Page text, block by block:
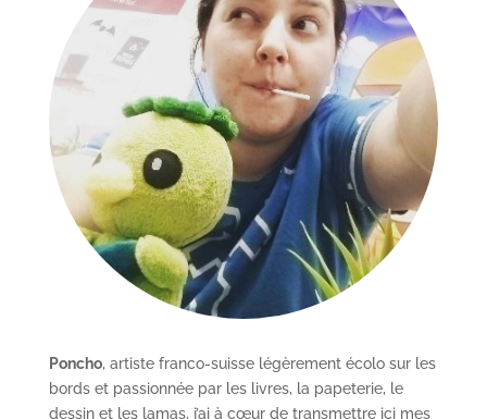
Poncho, artiste franco-suisse légèrement écolo sur les
bords et passionnée par les livres, la papeterie, le
dessin et les lamas, j’ai à cœur de transmettre ici mes